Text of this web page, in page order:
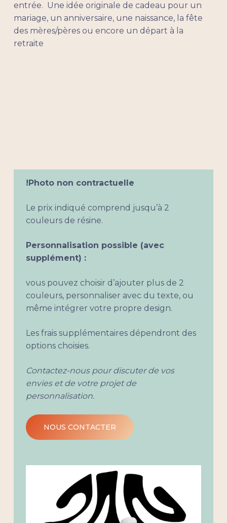
Votre panier est vide.
entrée. Une idée originale de cadeau pour un
mariage, un anniversaire, une naissance, la fête
des mères/pères ou encore un départ à la
retraite
!Photo non contractuelle
Le prix indiqué comprend jusqu’à 2
couleurs de résine.
Personnalisation possible (avec
supplément) :
vous pouvez choisir d’ajouter plus de 2
couleurs, personnaliser avec du texte, ou
même intégrer votre propre design.
Les frais supplémentaires dépendront des
options choisies.
Contactez-nous pour discuter de vos
envies et de votre projet de
personnalisation.
NOUS CONTACTER